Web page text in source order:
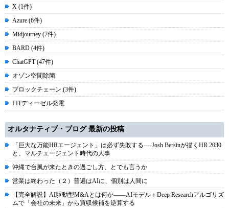
X (1件)
Azure (6件)
Midjourney (7件)
BARD (4件)
ChatGPT (47件)
オゾン空間除菌
ブロックチェーン (3件)
FITディーゼル発電
オルタナティブ・ブログ 最新の投稿
「巨大な万能HRエージェント」は必ず失敗する----Josh Bersinが描くHR 2030
と、マルチエージェント時代の人事
沖縄で台風が来たときの過ごし方、とでも言うか
営業は終わった（２）普遍はAIに、個別は人間に
【完全解説】AI駆動型M&Aとは何か――AIモデル＋Deep Researchアルゴリズ
ムで「会社の未来」から買収候補を逆算する